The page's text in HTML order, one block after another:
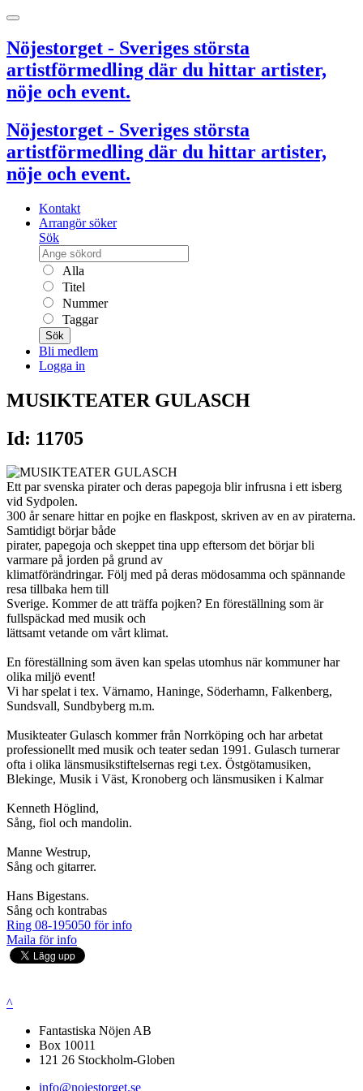
Nöjestorget - Sveriges största
artistförmedling där du hittar artister,
nöje och event.
Nöjestorget - Sveriges största
artistförmedling där du hittar artister,
nöje och event.
Kontakt
Arrangör söker
Sök
Alla
Titel
Nummer
Taggar
Sök
Bli medlem
Logga in
MUSIKTEATER GULASCH
Id: 11705
Ett par svenska pirater och deras papegoja blir infrusna i ett isberg
vid Sydpolen.
300 år senare hittar en pojke en flaskpost, skriven av en av piraterna.
Samtidigt börjar både
pirater, papegoja och skeppet tina upp eftersom det börjar bli
varmare på jorden på grund av
klimatförändringar. Följ med på deras mödosamma och spännande
resa tillbaka hem till
Sverige. Kommer de att träffa pojken? En föreställning som är
fullspäckad med musik och
lättsamt vetande om vårt klimat.
En föreställning som även kan spelas utomhus när kommuner har
olika miljö event!
Vi har spelat i tex. Värnamo, Haninge, Söderhamn, Falkenberg,
Sundsvall, Sundbyberg m.m.
Musikteater Gulasch kommer från Norrköping och har arbetat
professionellt med musik och teater sedan 1991. Gulasch turnerar
ofta i olika länsmusikstiftelsernas regi t.ex. Östgötamusiken,
Blekinge, Musik i Väst, Kronoberg och länsmusiken i Kalmar
Kenneth Höglind,
Sång, fiol och mandolin.
Manne Westrup,
Sång och gitarrer.
Hans Bigestans.
Sång och kontrabas
Ring 08-195050 för info
Maila för info
^
Fantastiska Nöjen AB
Box 10011
121 26 Stockholm-Globen
info@nojestorget.se